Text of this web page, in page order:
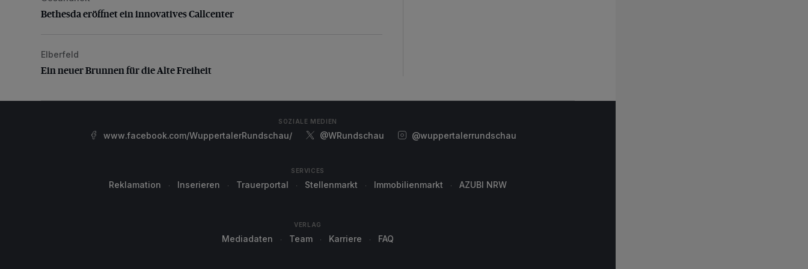
Bethesda eröffnet ein innovatives Callcenter
Ein neuer Brunnen für die Alte Freiheit
Elberfeld
Ein neuer Brunnen für die Alte Freiheit
SOZIALE MEDIEN
www.facebook.com/WuppertalerRundschau/ @WRundschau @wuppertalerrundschau
SERVICES
Reklamation Inserieren Trauerportal Stellenmarkt Immobilienmarkt AZUBI NRW
VERLAG
Mediadaten Team Karriere FAQ